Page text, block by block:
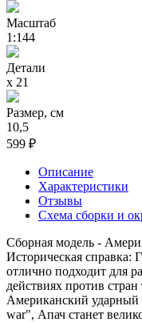
Масштаб
1:144
Детали
х 21
Размер, см
10,5
599 ₽
Описание
Характеристики
Отзывы
Схема сборки и
Сборная модель -
Историческая
отлично подходит для
действиях против стран
Американский ударный
war", Апач станет